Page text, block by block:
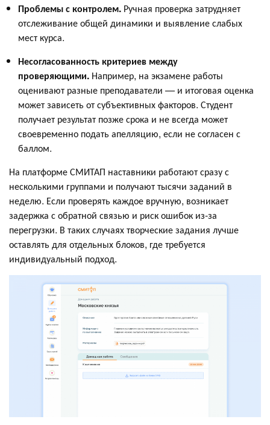
Проблемы с контролем. Ручная проверка затрудняет
отслеживание общей динамики и выявление слабых
мест курса.
Несогласованность критериев между
проверяющими. Например, на экзамене работы
оценивают разные преподаватели — и итоговая оценка
может зависеть от субъективных факторов. Студент
получает результат позже срока и не всегда может
своевременно подать апелляцию, если не согласен с
баллом.
На платформе СМИТАП наставники работают сразу с
несколькими группами и получают тысячи заданий в
неделю. Если проверять каждое вручную, возникает
задержка с обратной связью и риск ошибок из-за
перегрузки. В таких случаях творческие задания лучше
оставлять для отдельных блоков, где требуется
индивидуальный подход.